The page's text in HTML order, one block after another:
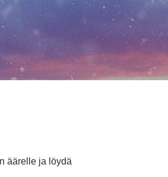
äärelle ja löydä